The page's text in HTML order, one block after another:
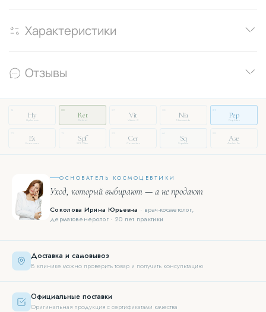
Характеристики
Отзывы
14
Hy
Hyaluronic
03
Ret
Retinol
Vit
Vitamin C
Nia
Niacinamide
51
Pep
Peptides
Ex
Exosomes
Spf
SPF Filter
Cer
Ceramides
46
Sq
Squalane
Aze
Azelaic Ac.
ОСНОВАТЕЛЬ КОСМОЦЕВТИКИ
Уход, который выбирают — а не продают
Соколова Ирина Юрьевна · врач-косметолог,
дерматовенеролог · 20 лет практики
Доставка и самовывоз
В клинике можно проверить товар и получить консультацию
Официальные поставки
Оригинальная продукция с сертификатами качества